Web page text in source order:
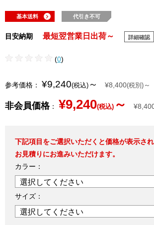
基本送料 代引き不可
目安納期 最短翌営業日出荷～ 詳細確認
(0)
参考価格： ¥9,240(税込) ～ ¥8,400(税別) ～
非会員価格： ¥9,240(税込) ～
下記項目をご選択いただくと価格が表示さ
お見積りにお進みいただけます。
カラー：
サイズ：